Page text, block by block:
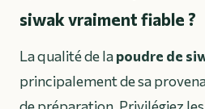
siwak vraiment fiable ?
La qualité de lapoudre de
principalement de sa